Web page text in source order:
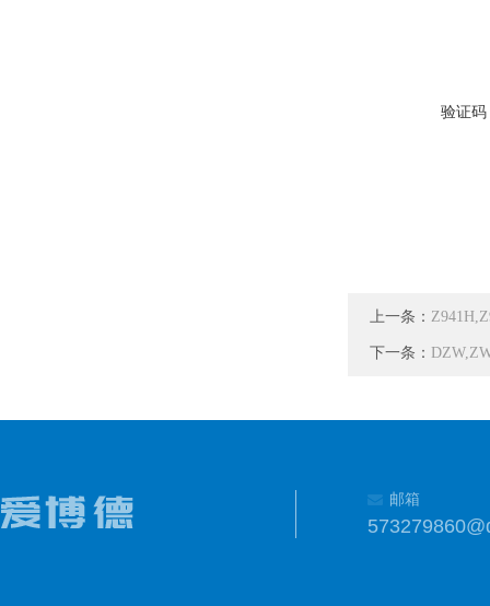
验证码
上一条：
下一条：
邮箱